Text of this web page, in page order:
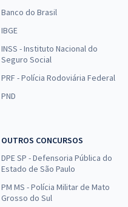
Banco do Brasil
IBGE
INSS - Instituto Nacional do
Seguro Social
PRF - Polícia Rodoviária Federal
PND
OUTROS CONCURSOS
DPE SP - Defensoria Pública do
Estado de São Paulo
PM MS - Polícia Militar de Mato
Grosso do Sul